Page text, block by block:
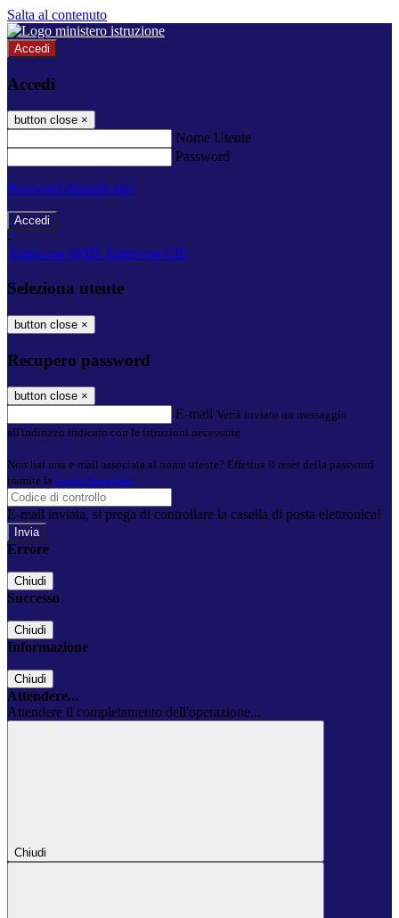
Salta al contenuto
Accedi
Accedi
button close ×
Nome Utente
Password
Password dimenticata?
-
Entra con SPID Entra con CIE
Seleziona utente
button close ×
Recupero password
button close ×
E-mail Verrà inviato un messaggio
all'indirizzo indicato con le istruzioni necessarie.
Non hai una e-mail associata al nome utente? Effettua il reset della password
tramite la Login Spaggiari
E-mail inviata, si prega di controllare la casella di posta elettronica!
Errore
Chiudi
Successo
Chiudi
Informazione
Chiudi
Attendere...
Attendere il completamento dell'operazione...
Chiudi